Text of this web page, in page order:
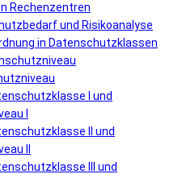
Rechenzentren
und Risikoanalyse
in Datenschutzklassen
I und
I
II und
II
III und